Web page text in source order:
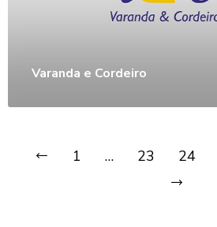
Varanda e Cordeiro
1 … 23 24